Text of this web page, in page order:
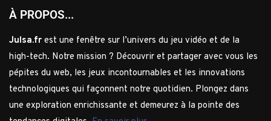
À PROPOS...
Julsa.fr est une fenêtre sur l’univers du jeu vidéo et de la
high-tech. Notre mission ? Découvrir et partager avec vous les
pépites du web, les jeux incontournables et les innovations
technologiques qui façonnent notre quotidien. Plongez dans
une exploration enrichissante et demeurez à la pointe des